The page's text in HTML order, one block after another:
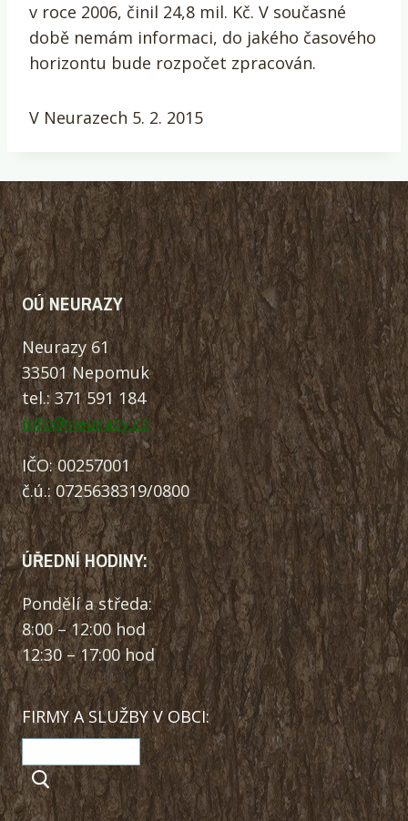
v roce 2006, činil 24,8 mil. Kč. V současné
době nemám informaci, do jakého časového
horizontu bude rozpočet zpracován.
V Neurazech 5. 2. 2015
OÚ NEURAZY
Neurazy 61
33501 Nepomuk
tel.: 371 591 184
info@neurazy.cz
IČO: 00257001
č.ú.: 0725638319/0800
ÚŘEDNÍ HODINY:
Pondělí a středa:
8:00 – 12:00 hod
12:30 – 17:00 hod
FIRMY A SLUŽBY V OBCI: